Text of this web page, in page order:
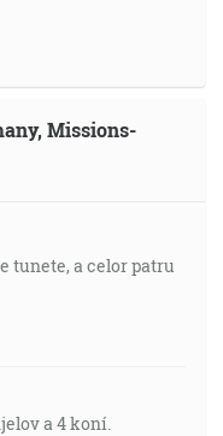
Missions-
tunete, a celor patru
a 4 koní.